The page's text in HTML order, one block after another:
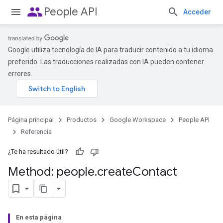
peoplePeople API Acceder
Google utiliza tecnología de IA para traducir contenido a tu idioma
preferido. Las traducciones realizadas con IA pueden contener
errores.
Página principal Productos Google Workspace
People API
Referencia
¿Te ha resultado útil?
Method: people.createContact
En esta página